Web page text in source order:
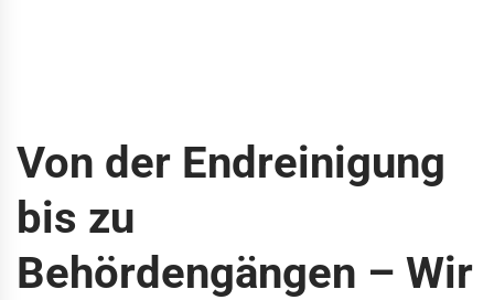
Von der Endreinigung
bis zu
Behördengängen – Wir